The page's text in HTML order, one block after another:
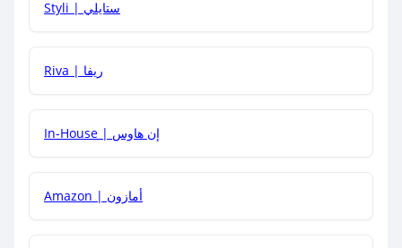
هل يمكنني جمع كود خصم مع العروض الأخرى؟
Styli | ستايلي
Riva | ريفا
In-House | إن هاوس
Amazon | أمازون